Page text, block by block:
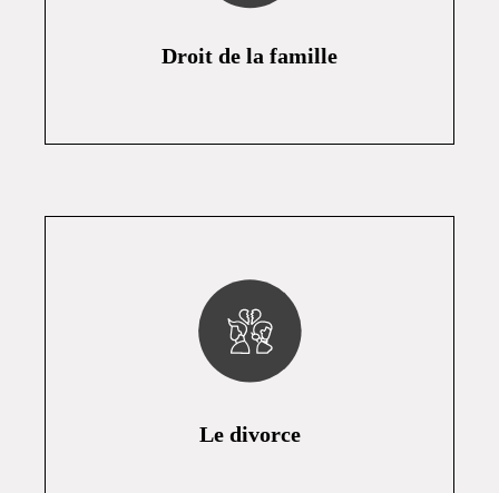
Droit de la famille
Le divorce